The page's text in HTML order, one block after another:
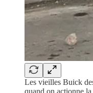
Les vieilles Buick
quand on actionne